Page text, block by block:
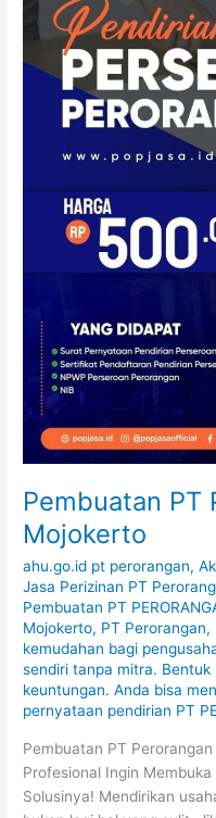
Pembuatan PT
Mojokerto
ahu.go.id pt perorangan,
Jasa Perizinan PT
Pembuatan PT
Mojokerto, PT Perorangan,
kemudahan bagi
sendiri tanpa mitra.
keuntungan. Anda bisa
pernyataan pendirian PT
Pembuatan PT
Profesional Ingin
Solusinya! Mendirikan